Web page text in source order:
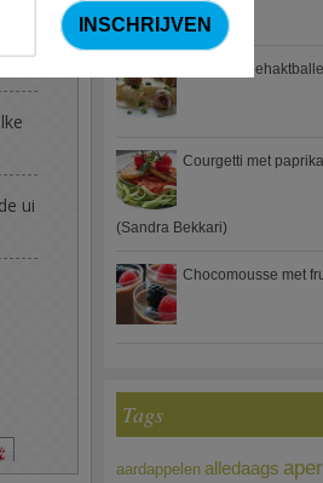
ui
Zweedse
Courgetti met
(Sandra Bekkari)
Chocomousse met
Tags
aardappelen alledaags